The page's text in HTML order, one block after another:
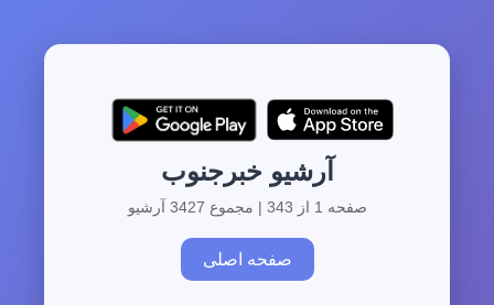
آرشیو خبرجنوب
صفحه 1 از 343 | مجموع 3427 آرشیو
صفحه اصلی